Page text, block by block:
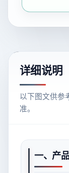
详细说明
以下图文供参
准。
一、产